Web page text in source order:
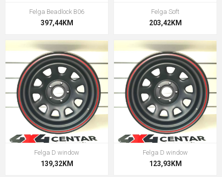
Felga Beadlock B06
397,44KM
Felga Soft
203,42KM
Felga D window
139,32KM
Felga D window
123,93KM